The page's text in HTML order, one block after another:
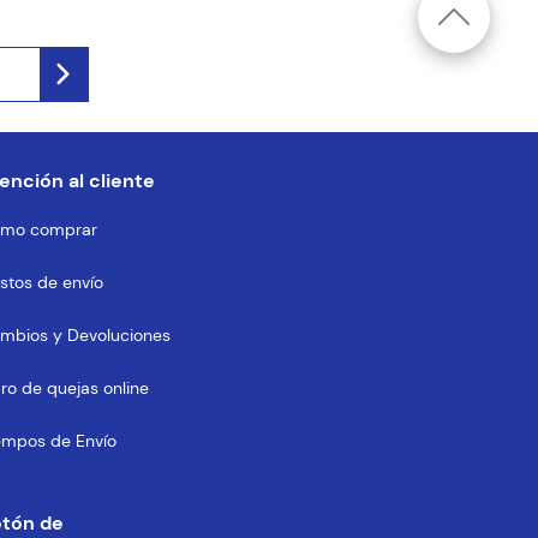
al cliente
comprar
de envío
y Devoluciones
de quejas online
de Envío
de